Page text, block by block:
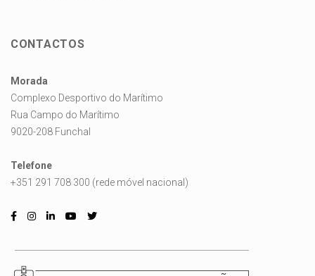
CONTACTOS
Morada
Complexo Desportivo do Marítimo
Rua Campo do Marítimo
9020-208 Funchal
Telefone
+351 291 708 300 (rede móvel nacional)